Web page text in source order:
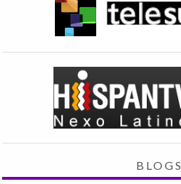
BLOGS